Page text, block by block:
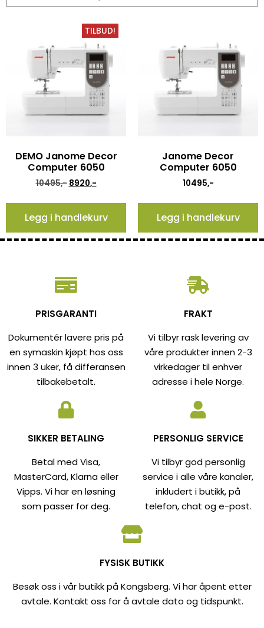
TILBUD!
DEMO Janome Decor
Computer 6050
10495,- 8920,-
Legg i handlekurv
Janome Decor
Computer 6050
10495,-
Legg i handlekurv
PRISGARANTI
Dokumentér lavere pris på
en symaskin kjøpt hos oss
innen 3 uker, få differansen
tilbakebetalt.
FRAKT
Vi tilbyr rask levering av
våre produkter innen 2-3
virkedager til enhver
adresse i hele Norge.
SIKKER BETALING
Betal med Visa,
MasterCard, Klarna eller
Vipps. Vi har en løsning
som passer for deg.
PERSONLIG SERVICE
Vi tilbyr god personlig
service i alle våre kanaler,
inkludert i butikk, på
telefon, chat og e-post.
FYSISK BUTIKK
Besøk oss i vår butikk på Kongsberg. Vi har åpent etter
avtale. Kontakt oss for å avtale dato og tidspunkt.